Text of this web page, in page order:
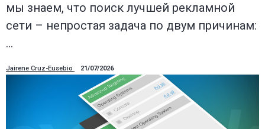
мы знаем, что поиск лучшей рекламной
сети – непростая задача по двум причинам:
…
Jairene Cruz-Eusebio 21/07/2026